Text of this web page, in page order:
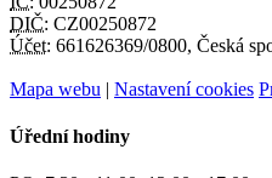
DIČ: CZ00250872
Účet: 661626369/0800, Česká
Mapa webu | Nastavení cookies
Úřední hodiny